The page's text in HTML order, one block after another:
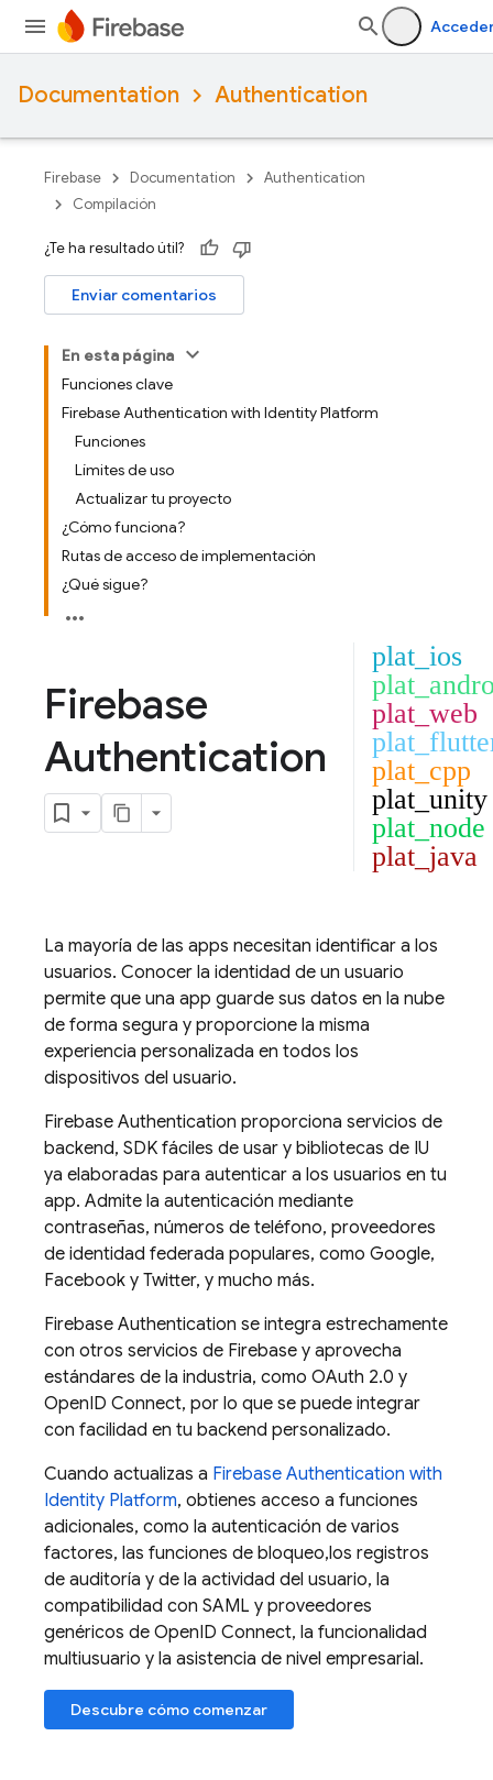
Documentation Authentication
Firebase Documentation
Authentication
Compilación
¿Te ha resultado útil?
Enviar comentarios
En esta página
Funciones clave
Firebase Authentication with Identity Platform
Funciones
Límites de uso
Actualizar tu proyecto
¿Cómo funciona?
Rutas de acceso de implementación
¿Qué sigue?
Firebase
Authentication
plat_ios
plat_web
plat_cpp
plat_unity
plat_node
plat_java
La mayoría de las apps necesitan identificar a los
usuarios. Conocer la identidad de un usuario
permite que una app guarde sus datos en la nube
de forma segura y proporcione la misma
experiencia personalizada en todos los
dispositivos del usuario.
Firebase Authentication proporciona servicios de
backend, SDK fáciles de usar y bibliotecas de IU
ya elaboradas para autenticar a los usuarios en tu
app. Admite la autenticación mediante
contraseñas, números de teléfono, proveedores
de identidad federada populares, como Google,
Facebook y Twitter, y mucho más.
Firebase Authentication se integra estrechamente
con otros servicios de Firebase y aprovecha
estándares de la industria, como OAuth 2.0 y
OpenID Connect, por lo que se puede integrar
con facilidad en tu backend personalizado.
Cuando actualizas a Firebase Authentication with
Identity Platform, obtienes acceso a funciones
adicionales, como la autenticación de varios
factores, las funciones de bloqueo,los registros
de auditoría y de la actividad del usuario, la
compatibilidad con SAML y proveedores
genéricos de OpenID Connect, la funcionalidad
multiusuario y la asistencia de nivel empresarial.
Descubre cómo comenzar